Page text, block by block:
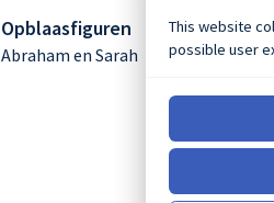
Opblaasfiguren
Abraham en Sarah
This website
possible user